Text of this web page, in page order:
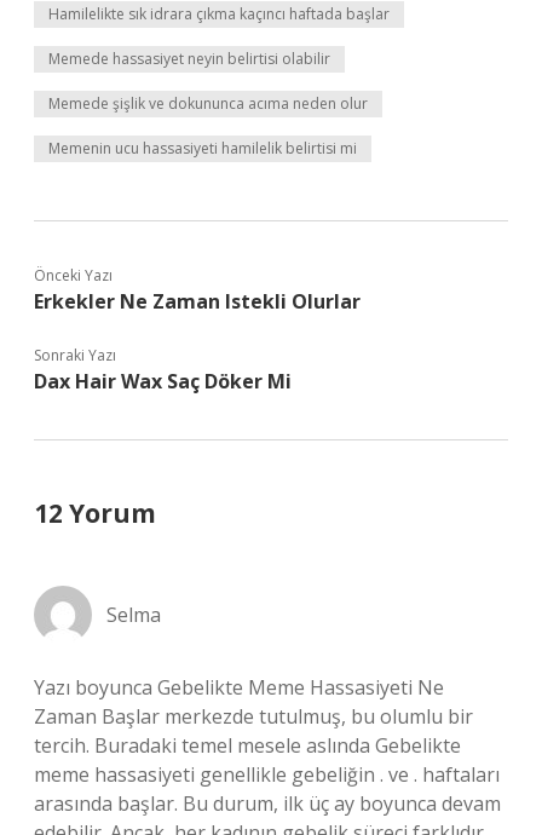
Hamilelikte sık idrara çıkma kaçıncı haftada başlar
Memede hassasiyet neyin belirtisi olabilir
Memede şişlik ve dokununca acıma neden olur
Memenin ucu hassasiyeti hamilelik belirtisi mi
Önceki Yazı
Erkekler Ne Zaman Istekli Olurlar
Sonraki Yazı
Dax Hair Wax Saç Döker Mi
12 Yorum
Selma
Yazı boyunca Gebelikte Meme Hassasiyeti Ne
Zaman Başlar merkezde tutulmuş, bu olumlu bir
tercih. Buradaki temel mesele aslında Gebelikte
meme hassasiyeti genellikle gebeliğin . ve . haftaları
arasında başlar. Bu durum, ilk üç ay boyunca devam